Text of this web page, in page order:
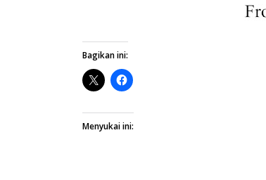
Bagikan ini:
Menyukai ini: